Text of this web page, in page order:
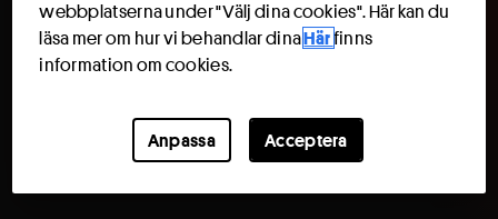
webbplatserna under "Välj dina cookies". Här kan du
läsa mer om hur vi behandlar dinaHär finns
information om cookies.
Anpassa Acceptera